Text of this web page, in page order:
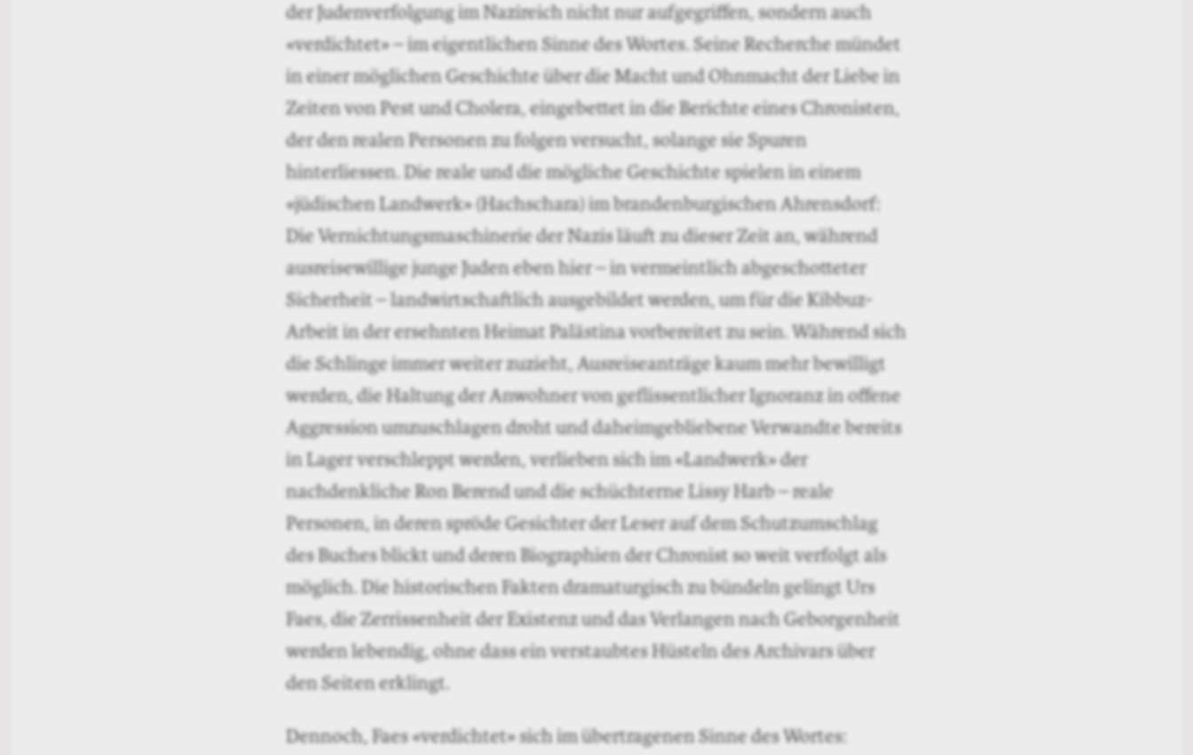
der Judenverfolgung im Nazireich nicht nur aufgegriffen, sondern auch
«verdichtet» – im eigentlichen Sinne des Wortes. Seine Recherche mündet
in einer möglichen Geschichte über die Macht und Ohnmacht der Liebe in
Zeiten von Pest und Cholera, eingebettet in die Berichte eines Chronisten,
der den realen Personen zu folgen versucht, solange sie Spuren
hinterliessen. Die reale und die mögliche Geschichte spielen in einem
«jüdischen Landwerk» (Hachschara) im brandenburgischen Ahrensdorf:
Die Vernichtungsmaschinerie der Nazis läuft zu dieser Zeit an, während
ausreisewillige junge Juden eben hier – in vermeintlich abgeschotteter
Sicherheit – landwirtschaftlich ausgebildet werden, um für die Kibbuz-
Arbeit in der ersehnten Heimat ­Palästina vorbereitet zu sein. Während sich
die Schlinge immer weiter zuzieht, Ausreiseanträge kaum mehr bewilligt
werden, die Haltung der Anwohner von geflissentlicher Ignoranz in ­offene
Aggression umzuschlagen droht und daheimgebliebene Verwandte bereits
in Lager verschleppt werden, verlieben sich im «Landwerk» der
nachdenkliche Ron Berend und die schüchterne Lissy Harb – reale
Personen, in deren spröde Gesichter der Leser auf dem Schutzumschlag
des Buches blickt und ­deren Biographien der Chronist so weit verfolgt als
möglich. Die historischen Fakten dramaturgisch zu bündeln gelingt Urs
Faes, die Zerrissenheit der Existenz und das Verlangen nach Geborgenheit
werden lebendig, ohne dass ein verstaubtes Hüsteln des Archivars über
den Seiten erklingt.
Dennoch, Faes «verdichtet» sich im übertragenen Sinne des Wortes: